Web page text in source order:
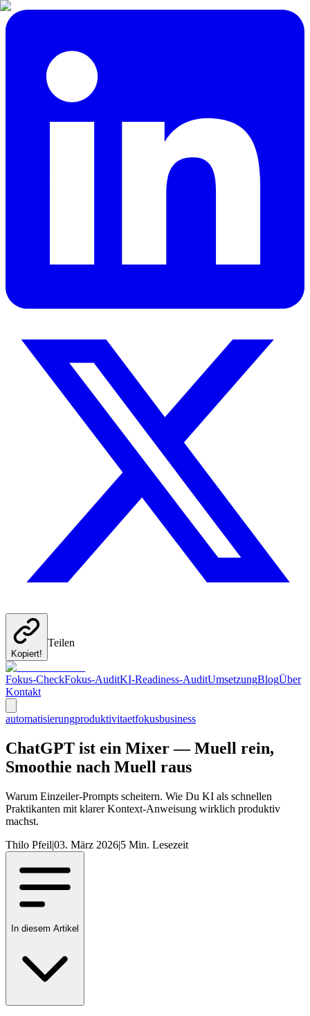
Kopiert!
Teilen
Fokus-CheckFokus-AuditKI-Readiness-AuditUmsetzungBlogÜber
Kontakt
automatisierungproduktivitaetfokusbusiness
ChatGPT ist ein Mixer — Muell rein,
Smoothie nach Muell raus
Warum Einzeiler-Prompts scheitern. Wie Du KI als schnellen
Praktikanten mit klarer Kontext-Anweisung wirklich produktiv
machst.
Thilo Pfeil|03. März 2026|5 Min. Lesezeit
In diesem Artikel